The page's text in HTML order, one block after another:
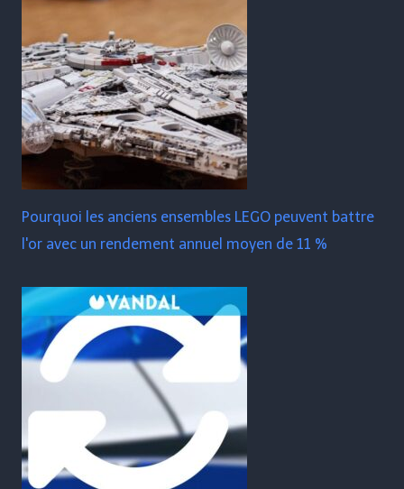
Pourquoi les anciens ensembles LEGO peuvent battre
l'or avec un rendement annuel moyen de 11 %